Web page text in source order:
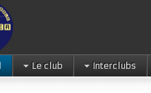
Le club Interclubs